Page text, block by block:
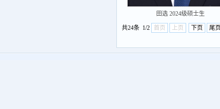
田选 2024级硕士生
共24条 1/2 首页 上页 下页 尾